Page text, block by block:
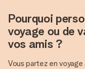
Pourquoi
voyage ou de
vos amis ?
Vous partez en